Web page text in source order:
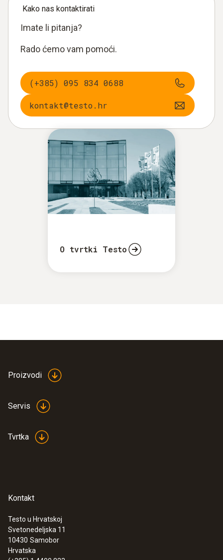
Kako nas kontaktirati
Imate li pitanja?
Rado ćemo vam pomoći.
(+385) 095 834 0688
kontakt@testo.hr
O tvrtki Testo
Proizvodi
Servis
Tvrtka
Kontakt
Testo u Hrvatskoj
Svetonedeljska 11
10430 Samobor
Hrvatska